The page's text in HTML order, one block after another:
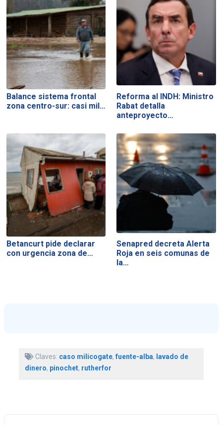
Balance sistema frontal
zona centro-sur: casi mil…
Reforma al INDH: Ministro
Rabat detalla
anteproyecto…
Betancurt pide declarar
con urgencia zona de…
Senapred decreta Alerta
Roja en seis comunas de
la…
Claves: caso milicogate,fuente-alba, lavado de
dinero, pinochet, rutherfor